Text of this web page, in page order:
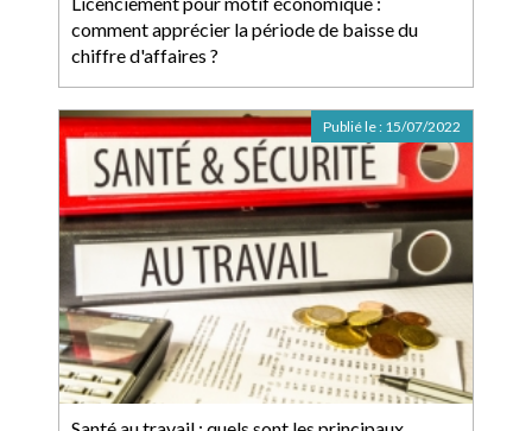
comment apprécier la période de baisse du
chiffre d'affaires ?
Publié le : 15/07/2022